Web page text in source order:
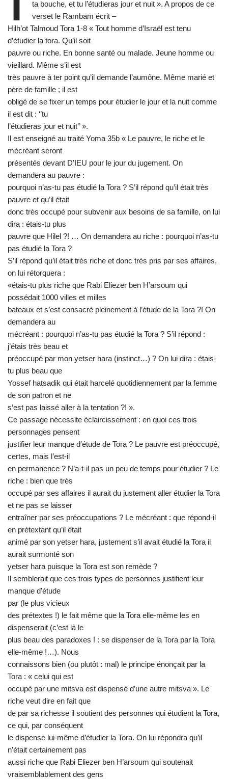
ta bouche, et tu l’étudieras jour et nuit ». A propos de ce
verset le Rambam écrit –
Hilh’ot Talmoud Tora 1-8 « Tout homme d’Israël est tenu
d’étudier la tora. Qu’il soit
pauvre ou riche. En bonne santé ou malade. Jeune homme ou
vieillard. Même s’il est
très pauvre à ter point qu’il demande l’aumône. Même marié et
père de famille ; il est
obligé de se fixer un temps pour étudier le jour et la nuit comme
il est dit : ‘’tu
l’étudieras jour et nuit’’ ».
Il est enseigné au traité Yoma 35b « Le pauvre, le riche et le
mécréant seront
présentés devant D’IEU pour le jour du jugement. On
demandera au pauvre :
pourquoi n’as-tu pas étudié la Tora ? S’il répond qu’il était très
pauvre et qu’il était
donc très occupé pour subvenir aux besoins de sa famille, on lui
dira : étais-tu plus
pauvre que Hilel ?! … On demandera au riche : pourquoi n’as-tu
pas étudié la Tora ?
S’il répond qu’il était très riche et donc très pris par ses affaires,
on lui rétorquera :
«étais-tu plus riche que Rabi Eliezer ben H’arsoum qui
possédait 1000 villes et milles
bateaux et s’est consacré pleinement à l’étude de la Tora ?! On
demandera au
mécréant : pourquoi n’as-tu pas étudié la Tora ? S’il répond :
j’étais très beau et
préoccupé par mon yetser hara (instinct…) ? On lui dira : étais-
tu plus beau que
Yossef hatsadik qui était harcelé quotidiennement par la femme
de son patron et ne
s’est pas laissé aller à la tentation ?! ».
Ce passage nécessite éclaircissement : en quoi ces trois
personnages pensent
justifier leur manque d’étude de Tora ? Le pauvre est préoccupé,
certes, mais l’est-il
en permanence ? N’a-t-il pas un peu de temps pour étudier ? Le
riche : bien que très
occupé par ses affaires il aurait du justement aller étudier la Tora
et ne pas se laisser
entraîner par ses préoccupations ? Le mécréant : que répond-il
en prétextant qu’il était
animé par son yetser hara, justement s’il avait étudié la Tora il
aurait surmonté son
yetser hara puisque la Tora est son remède ?
Il semblerait que ces trois types de personnes justifient leur
manque d’étude
par (le plus vicieux
des prétextes !) le fait même que la Tora elle-même les en
dispenserait (c’est là le
plus beau des paradoxes ! : se dispenser de la Tora par la Tora
elle-même !…). Nous
connaissons bien (ou plutôt : mal) le principe énonçait par la
Tora : « celui qui est
occupé par une mitsva est dispensé d’une autre mitsva ». Le
riche veut dire en fait que
de par sa richesse il soutient des personnes qui étudient la Tora,
ce qui, par conséquent
le dispense lui-même d’étudier la Tora. On lui répondra qu’il
n’était certainement pas
aussi riche que Rabi Eliezer ben H’arsoum qui soutenait
vraisemblablement des gens